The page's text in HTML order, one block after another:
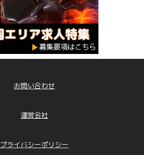
お問い合わせ
運営会社
プライバシーポリシー